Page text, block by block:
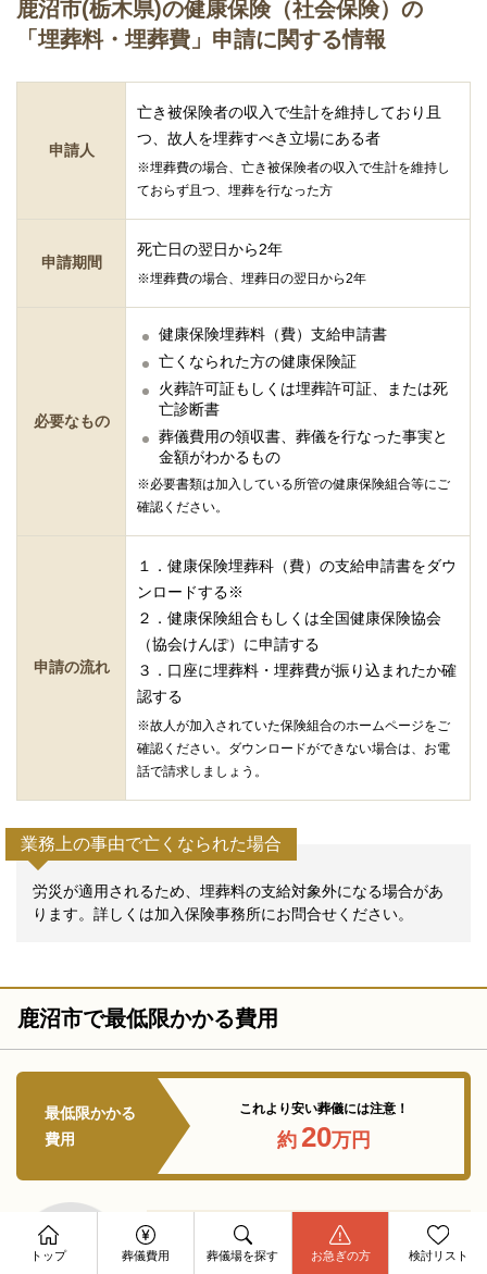
鹿沼市(栃木県)の健康保険（社会保険）の
「埋葬料・埋葬費」申請に関する情報
申請人
亡き被保険者の収入で生計を維持しており且
つ、故人を埋葬すべき立場にある者
※埋葬費の場合、亡き被保険者の収入で生計を維持し
ておらず且つ、埋葬を行なった方
申請期間
死亡日の翌日から2年
※埋葬費の場合、埋葬日の翌日から2年
必要なもの
健康保険埋葬料（費）支給申請書
亡くなられた方の健康保険証
火葬許可証もしくは埋葬許可証、または死
亡診断書
葬儀費用の領収書、葬儀を行なった事実と
金額がわかるもの
※必要書類は加入している所管の健康保険組合等にご
確認ください。
申請の流れ
１．健康保険埋葬科（費）の支給申請書をダウ
ンロードする※
２．健康保険組合もしくは全国健康保険協会
（協会けんぽ）に申請する
３．口座に埋葬料・埋葬費が振り込まれたか確
認する
※故人が加入されていた保険組合のホームページをご
確認ください。ダウンロードができない場合は、お電
話で請求しましょう。
業務上の事由で亡くなられた場合
労災が適用されるため、埋葬料の支給対象外になる場合があ
ります。詳しくは加入保険事務所にお問合せください。
鹿沼市で最低限かかる費用
最低限かかる
費用
これより安い葬儀には注意！
約 20万円
これは、行政主体で行われる場合の
トップ 葬儀費用 葬儀場を探す お急ぎの方 検討リスト
資料請求
お問合せ
今すぐ電話相談